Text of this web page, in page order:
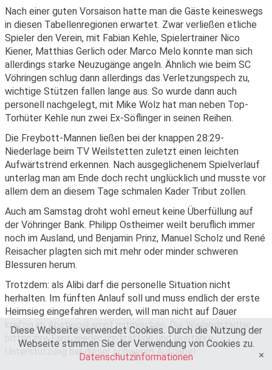
Nach einer guten Vorsaison hatte man die Gäste keineswegs
in diesen Tabellenregionen erwartet. Zwar verließen etliche
Spieler den Verein, mit Fabian Kehle, Spielertrainer Nico
Kiener, Matthias Gerlich oder Marco Melo konnte man sich
allerdings starke Neuzugänge angeln. Ähnlich wie beim SC
Vöhringen schlug dann allerdings das Verletzungspech zu,
wichtige Stützen fallen lange aus. So wurde dann auch
personell nachgelegt, mit Mike Wolz hat man neben Top-
Torhüter Kehle nun zwei Ex-Söflinger in seinen Reihen.
Die Freybott-Mannen ließen bei der knappen 28:29-
Niederlage beim TV Weilstetten zuletzt einen leichten
Aufwärtstrend erkennen. Nach ausgeglichenem Spielverlauf
unterlag man am Ende doch recht unglücklich und musste vor
allem dem an diesem Tage schmalen Kader Tribut zollen.
Auch am Samstag droht wohl erneut keine Überfüllung auf
der Vöhringer Bank. Philipp Ostheimer weilt beruflich immer
noch im Ausland, und Benjamin Prinz, Manuel Scholz und René
Reisacher plagten sich mit mehr oder minder schweren
Blessuren herum.
Trotzdem: als Alibi darf die personelle Situation nicht
herhalten. Im fünften Anlauf soll und muss endlich der erste
Heimsieg eingefahren werden, will man nicht auf Dauer
kräftig im Abstiegskampf mitmischen. Die Wielandstädter
bitten ihre Fans wieder um kräftige und laustarke
Unterstützung bei dieser schweren Aufgabe!
Diese Webseite verwendet Cookies. Durch die Nutzung der
Webseite stimmen Sie der Verwendung von Cookies zu.
Datenschutzinformationen
OK